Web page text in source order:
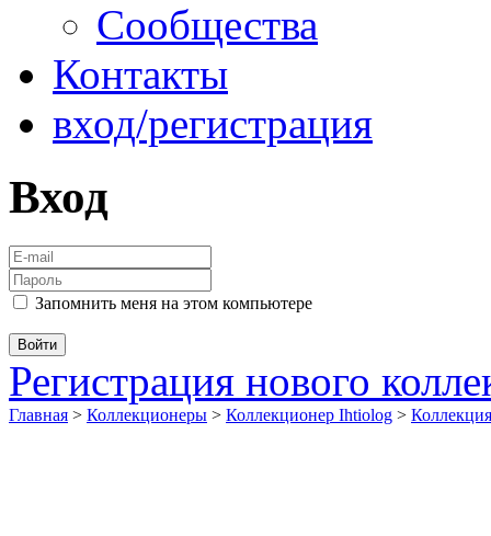
Сообщества
Контакты
вход/регистрация
Вход
Запомнить меня на этом компьютере
Регистрация нового
Главная > Коллекционеры > Коллекционер Ihtiolog >